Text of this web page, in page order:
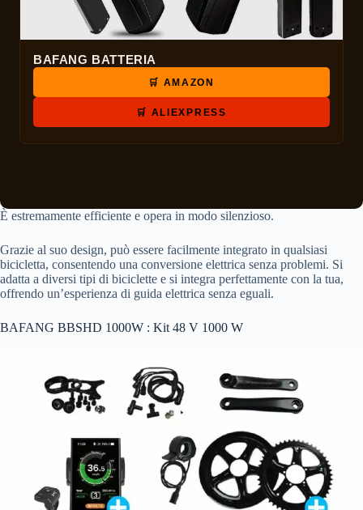
BAFANG BATTERIA
🛒 AMAZON
🛒 ALIEXPRESS
È estremamente efficiente e opera in modo silenzioso.
Grazie al suo design, può essere facilmente integrato in qualsiasi
bicicletta, consentendo una conversione elettrica senza problemi. Si
adatta a diversi tipi di biciclette e si integra perfettamente con la tua,
offrendo un’esperienza di guida elettrica senza eguali.
BAFANG BBSHD 1000W : Kit 48 V 1000 W